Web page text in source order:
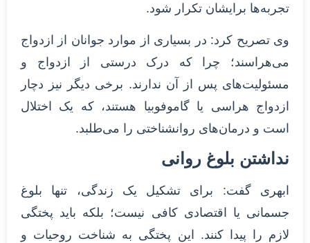
تجربه‌ها برایشان تکرار شود.
وی تصریح کرد: در بسیاری از موارد جوانان از ازدواج
می‌هراسند؛ چرا که درک درستی از ازدواج و
مسئولیت‌های پس از آن ندارند. برخی دیگر نیز دچار
ازدواج هراسی یا گاموفوبیا هستند، که یک اختلال
است و درمان‌های روانشناختی را می‌طلبد.
نداشتن بلوغ روانی
ابهری گفت: برای تشکیل یک زندگی، تنها بلوغ
جسمانی یا اقتصادی کافی نیست؛ بلکه باید پختگی
لازم را پیدا کنند. این پختگی به شناخت روحیات و